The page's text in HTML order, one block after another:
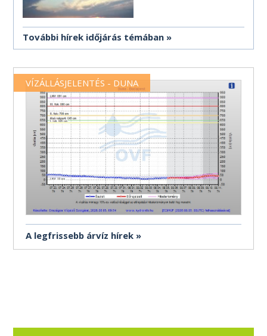
További hírek időjárás témában
VÍZÁLLÁSJELENTÉS - DUNA
A legfrissebb árvíz hírek